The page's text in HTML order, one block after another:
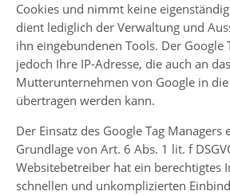
Cookies und nimmt keine
dient lediglich der Verwaltung und
ihn eingebundenen Tools. Der Google
jedoch Ihre IP-Adresse, die auch an das
Mutterunternehmen von Google in
übertragen werden kann.
Der Einsatz des Google Tag Managers
Grundlage von Art. 6 Abs. 1 lit. f
Websitebetreiber hat ein berechtigtes
schnellen und unkomplizierten